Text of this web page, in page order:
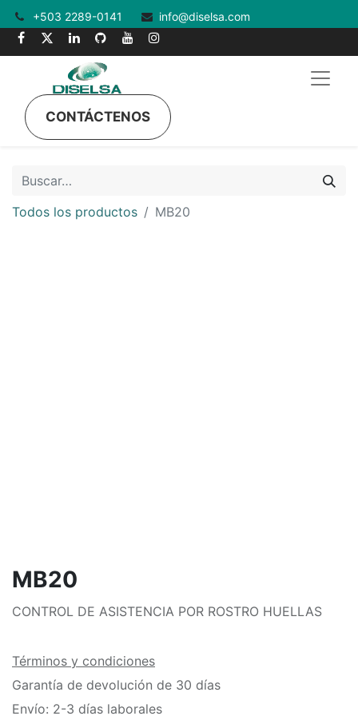
+503 2289-0141 info@diselsa.com
CONTÁCTENOS
Todos los productos MB20
MB20
CONTROL DE ASISTENCIA POR ROSTRO HUELLAS
Términos y condiciones
Garantía de devolución de 30 días
Envío: 2-3 días laborales